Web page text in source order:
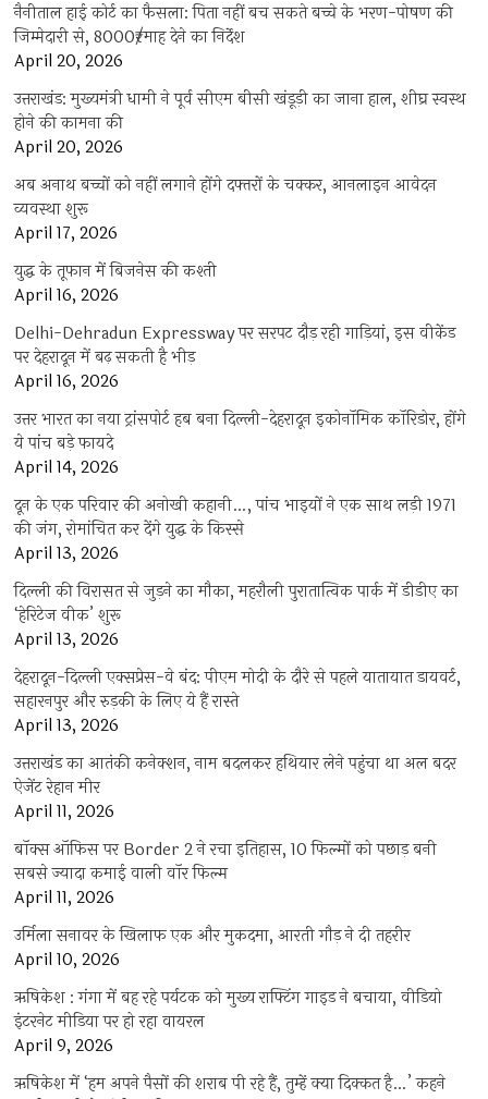
नैनीताल हाई कोर्ट का फैसला: पिता नहीं बच सकते बच्चे के भरण-पोषण की
जिम्मेदारी से, 8000₹/माह देने का निर्देश
April 20, 2026
उत्तराखंड: मुख्यमंत्री धामी ने पूर्व सीएम बीसी खंडूड़ी का जाना हाल, शीघ्र स्वस्थ
होने की कामना की
April 20, 2026
अब अनाथ बच्चों को नहीं लगाने होंगे दफ्तरों के चक्कर, आनलाइन आवेदन
व्यवस्था शुरू
April 17, 2026
युद्ध के तूफान में बिजनेस की कश्ती
April 16, 2026
Delhi-Dehradun Expressway पर सरपट दौड़ रही गाड़ियां, इस वीकेंड
पर देहरादून में बढ़ सकती है भीड़
April 16, 2026
उत्तर भारत का नया ट्रांसपोर्ट हब बना दिल्ली-देहरादून इकोनॉमिक कॉरिडोर, होंगे
ये पांच बड़े फायदे
April 14, 2026
दून के एक परिवार की अनोखी कहानी…, पांच भाइयों ने एक साथ लड़ी 1971
की जंग, रोमांचित कर देंगे युद्ध के किस्से
April 13, 2026
दिल्ली की विरासत से जुड़ने का मौका, महरौली पुरातात्विक पार्क में डीडीए का
‘हेरिटेज वीक’ शुरू
April 13, 2026
देहरादून-दिल्ली एक्सप्रेस-वे बंद: पीएम मोदी के दौरे से पहले यातायात डायवर्ट,
सहारनपुर और रुड़की के लिए ये हैं रास्ते
April 13, 2026
उत्तराखंड का आतंकी कनेक्शन, नाम बदलकर हथियार लेने पहुंचा था अल बदर
ऐजेंट रेहान मीर
April 11, 2026
बॉक्स ऑफिस पर Border 2 ने रचा इतिहास, 10 फिल्मों को पछाड़ बनी
सबसे ज्यादा कमाई वाली वॉर फिल्म
April 11, 2026
उर्मिला सनावर के खिलाफ एक और मुकदमा, आरती गौड़ ने दी तहरीर
April 10, 2026
ऋषिकेश : गंगा में बह रहे पर्यटक को मुख्य राफ्टिंग गाइड ने बचाया, वीडियो
इंटरनेट मीडिया पर हो रहा वायरल
April 9, 2026
ऋषिकेश में ‘हम अपने पैसों की शराब पी रहे हैं, तुम्हें क्या दिक्कत है…’ कहने